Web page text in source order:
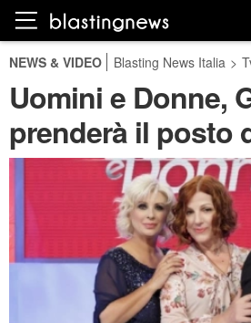
NEWS & VIDEO Blasting News Italia >
Uomini e Donne,
prenderà il posto